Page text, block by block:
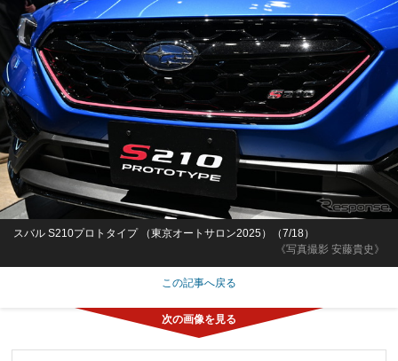
《写真撮影 安藤貴史》
スバル S210プロトタイプ （東京オートサロン2025）（7/18）
この記事へ戻る